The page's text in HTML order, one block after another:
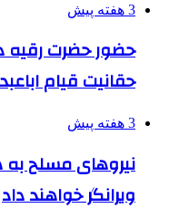
3 هفته پیش
حضور حضرت رقیه
حقانیت قیام
3 هفته پیش
نیروهای مسلح
ویرانگر خواهند داد